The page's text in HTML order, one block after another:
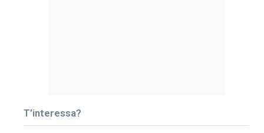
T’interessa?